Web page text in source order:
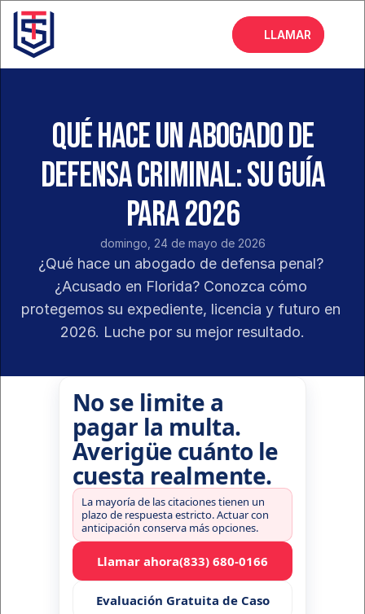
LLAMAR
Acerca de
Servicios
Preguntas frecuentes
Qué hace un abogado de
defensa criminal: Su guía
para 2026
domingo, 24 de mayo de 2026
¿Qué hace un abogado de defensa penal?
¿Acusado en Florida? Conozca cómo
protegemos su expediente, licencia y futuro en
2026. Luche por su mejor resultado.
No se limite a
pagar la multa.
Averigüe cuánto le
cuesta realmente.
La mayoría de las citaciones tienen un
plazo de respuesta estricto. Actuar con
anticipación conserva más opciones.
Llamar ahora(833) 680-0166
Evaluación Gratuita de Caso